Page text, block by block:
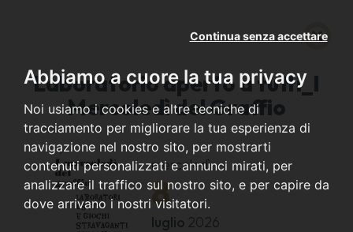
Abbiamo a cuore la tua privacy
Noi usiamo i cookies e altre tecniche di
tracciamento per migliorare la tua esperienza di
navigazione nel nostro sito, per mostrarti
contenuti personalizzati e annunci mirati, per
analizzare il traffico sul nostro sito, e per capire da
dove arrivano i nostri visitatori.
Continua senza accettare
Laboratorio aperto a tutti_I
Mercoledì del Graffio
mercoledì
8
luglio 2026